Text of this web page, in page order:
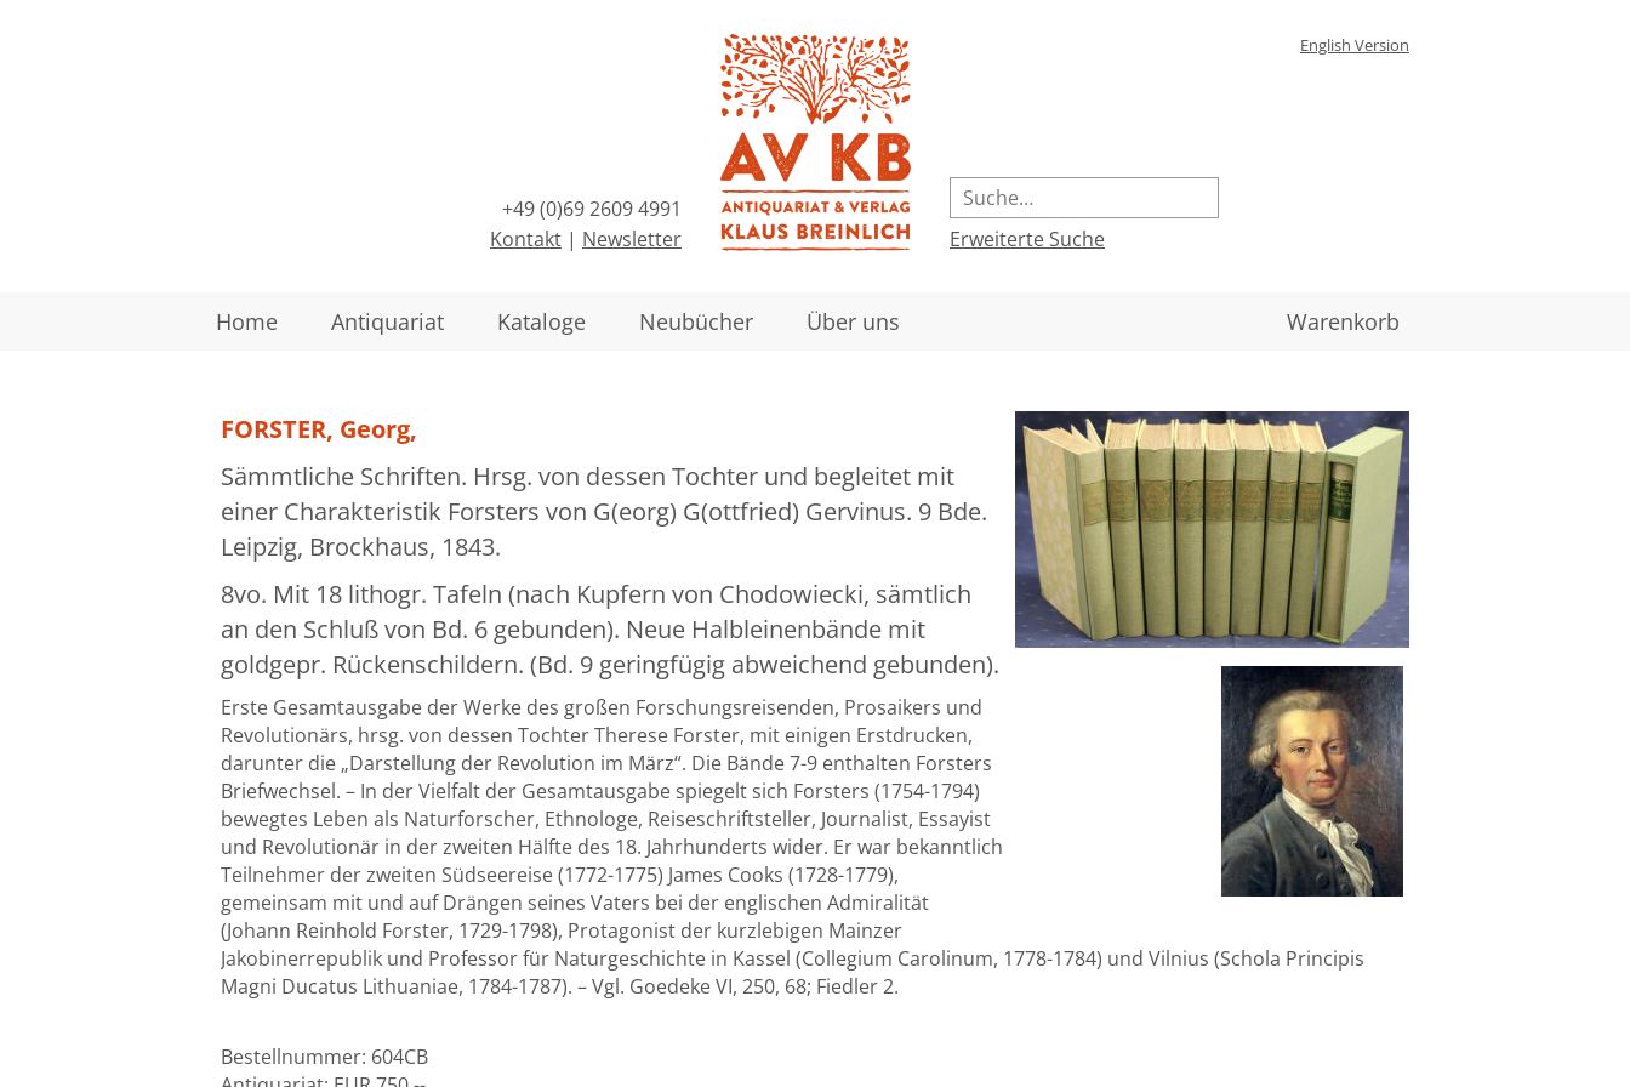
English Version
+49 (0)69 2609 4991
Kontakt | Newsletter Erweiterte Suche
Home Antiquariat Kataloge Neubücher Über uns Warenkorb
FORSTER, Georg,
Sämmtliche Schriften. Hrsg. von dessen Tochter und begleitet mit
einer Charakteristik Forsters von G(eorg) G(ottfried) Gervinus. 9 Bde.
Leipzig, Brockhaus, 1843.
8vo. Mit 18 lithogr. Tafeln (nach Kupfern von Chodowiecki, sämtlich
an den Schluß von Bd. 6 gebunden). Neue Halbleinenbände mit
goldgepr. Rückenschildern. (Bd. 9 geringfügig abweichend gebunden).
Erste Gesamtausgabe der Werke des großen Forschungsreisenden, Prosaikers und
Revolutionärs, hrsg. von dessen Tochter Therese Forster, mit einigen Erstdrucken,
darunter die „Darstellung der Revolution im März“. Die Bände 7-9 enthalten Forsters
Briefwechsel. – In der Vielfalt der Gesamtausgabe spiegelt sich Forsters (1754-1794)
bewegtes Leben als Naturforscher, Ethnologe, Reiseschriftsteller, Journalist, Essayist
und Revolutionär in der zweiten Hälfte des 18. Jahrhunderts wider. Er war bekanntlich
Teilnehmer der zweiten Südseereise (1772-1775) James Cooks (1728-1779),
gemeinsam mit und auf Drängen seines Vaters bei der englischen Admiralität
(Johann Reinhold Forster, 1729-1798), Protagonist der kurzlebigen Mainzer
Jakobinerrepublik und Professor für Naturgeschichte in Kassel (Collegium Carolinum, 1778-1784) und Vilnius (Schola Principis
Magni Ducatus Lithuaniae, 1784-1787). – Vgl. Goedeke VI, 250, 68; Fiedler 2.
Bestellnummer: 604CB